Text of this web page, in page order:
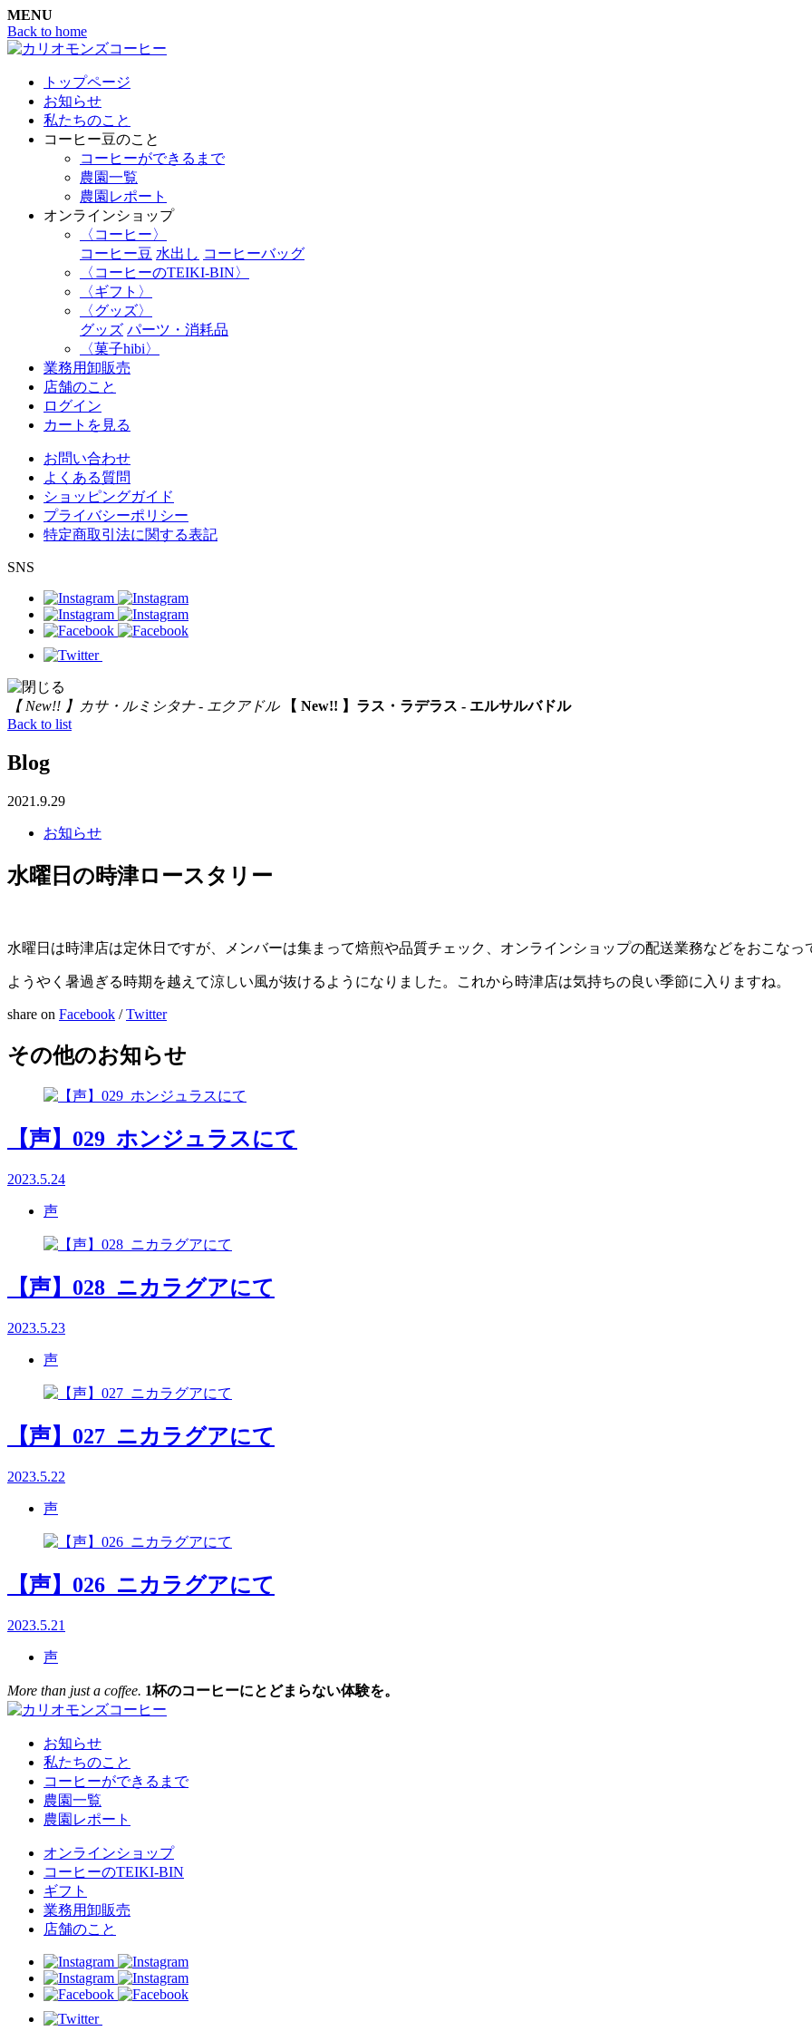
MENU
Back to home
トップページ
お知らせ
私たちのこと
コーヒー豆のこと
コーヒーができるまで
農園一覧
農園レポート
オンラインショップ
〈コーヒー〉
コーヒー豆 水出し コーヒーバッグ
〈コーヒーのTEIKI-BIN〉
〈ギフト〉
〈グッズ〉
グッズ パーツ・消耗品
〈菓子hibi〉
業務用卸販売
店舗のこと
ログイン
カートを見る
お問い合わせ
よくある質問
ショッピングガイド
プライバシーポリシー
特定商取引法に関する表記
SNS
【 New!! 】カサ・ルミシタナ - エクアドル
【 New!! 】ラス・ラデラス - エルサルバドル
Back to list
Blog
2021.9.29
お知らせ
水曜日の時津ロースタリー
水曜日は時津店は定休日ですが、メンバーは集まって焙煎や品質チェック、オンラインショップの配送業務などをおこなっ
ようやく暑過ぎる時期を越えて涼しい風が抜けるようになりました。これから時津店は気持ちの良い季節に入りますね。
share on Facebook /Twitter
その他のお知らせ
【声】029_ホンジュラスにて
2023.5.24
声
【声】028_ニカラグアにて
2023.5.23
声
【声】027_ニカラグアにて
2023.5.22
声
【声】026_ニカラグアにて
2023.5.21
声
More than just a coffee. 1杯のコーヒーにとどまらない体験を。
お知らせ
私たちのこと
コーヒーができるまで
農園一覧
農園レポート
オンラインショップ
コーヒーのTEIKI-BIN
ギフト
業務用卸販売
店舗のこと